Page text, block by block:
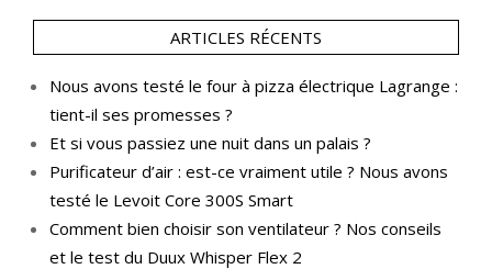
ARTICLES RÉCENTS
Nous avons testé le four à pizza électrique Lagrange :
tient-il ses promesses ?
Et si vous passiez une nuit dans un palais ?
Purificateur d’air : est-ce vraiment utile ? Nous avons
testé le Levoit Core 300S Smart
Comment bien choisir son ventilateur ? Nos conseils
et le test du Duux Whisper Flex 2